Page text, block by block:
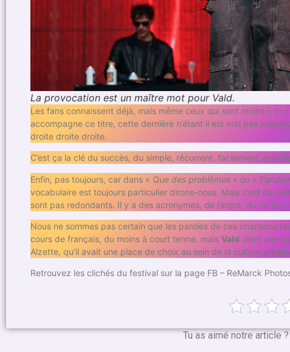
La provocation est un maître mot pour Vald.
Les fans connaissent déjà, mais même ceux qui sont moins « In
accompagne ce titre, cette dernière n’étant il est vrai pas
droite droite droite.
C’est ça la clé du succès, du simple, récurrent, facilement
Enfin, pas toujours, car dans « Que des problèmes » ou «
vocabulaire est toujours particulier dirons-nous. Mais c’est de
sont pas redondants. Il y a des acronymes, de l’argot, du verlan
Nous ne sommes pas certain que les paroles de ces chansons
cours de français, du moins à court terme, mais Vald vient une
Alzette, qu’il avait une place de choix au sein de la culture
Retrouvez les clichés du festival sur la page FB – ReMarck
Tu as aimé notre article